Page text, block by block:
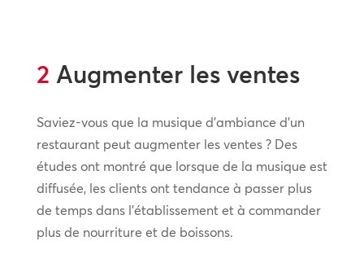
2 Augmenter les ventes
Saviez-vous que la musique d’ambiance d’un
restaurant peut augmenter les ventes ? Des
études ont montré que lorsque de la musique est
diffusée, les clients ont tendance à passer plus
de temps dans l’établissement et à commander
plus de nourriture et de boissons.